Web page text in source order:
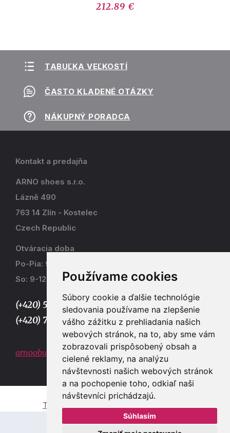
Používame cookies
Súbory cookie a ďalšie technológie
sledovania používame na zlepšenie
vášho zážitku z prehliadania našich
webových stránok, na to, aby sme vám
zobrazovali prispôsobený obsah a
cielené reklamy, na analýzu
návštevnosti našich webových stránok
a na pochopenie toho, odkiaľ naši
návštevníci prichádzajú.
Súhlasím
212.89 €
TABUĽKA VEĽKOSTÍ
ČASTO KLADENÉ OTÁZKY
NÁKUPNÝ PORADCA
Kontakt a predajňa
ARNO shoes s.r.o.
Lázně 490
763 14 Zlín - Kostelec
Czech Republic
Otváracia doba
Po-Pia: 9-17
So: 9-12
(+420) 577 915 036,
(+420) 773 667 390
arnoobuv@gmail.com
Tvorba e-shopů a webových stránek Zlín